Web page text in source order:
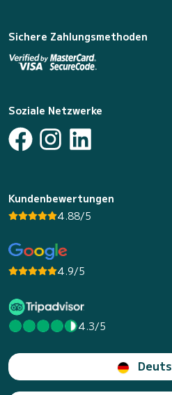
Sichere Zahlungsmethoden
Soziale Netzwerke
Kundenbewertungen
4.88/5
4.9/5
4.3/5